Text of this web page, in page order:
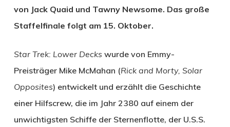
von Jack Quaid und Tawny Newsome. Das große
Staffelfinale folgt am 15. Oktober.
Star Trek: Lower Decks wurde von Emmy-
Preisträger Mike McMahan (Rick and Morty, Solar
Opposites) entwickelt und erzählt die Geschichte
einer Hilfscrew, die im Jahr 2380 auf einem der
unwichtigsten Schiffe der Sternenflotte, der U.S.S.